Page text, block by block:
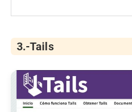
3.-Tails